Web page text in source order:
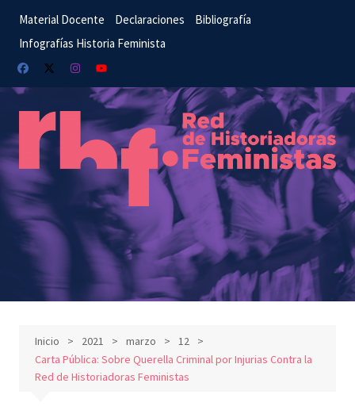
contenido
Material Docente Declaraciones
Bibliografía
Infografías Historia Feminista
Inicio 2021 marzo
12
Carta Pública: Sobre Querella Criminal por Injurias Contra la
Red de Historiadoras Feministas